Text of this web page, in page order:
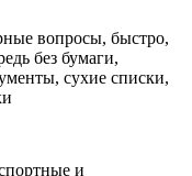
вопросы, быстро,
без бумаги,
сухие списки,
и